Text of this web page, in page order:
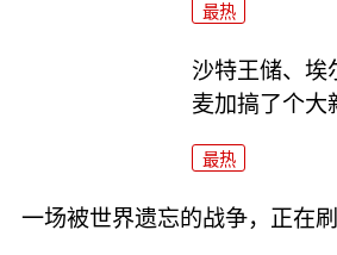
最热
沙特王储、埃
麦加搞了个大
最热
一场被世界遗忘的战争，正在